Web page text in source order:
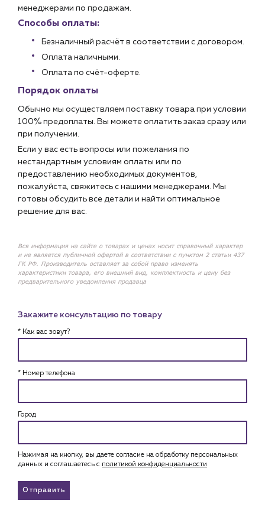
менеджерами по продажам.
Способы оплаты:
Безналичный расчёт в соответствии с договором.
Оплата наличными.
Оплата по счёт-оферте.
Порядок оплаты
Обычно мы осуществляем поставку товара при условии
100% предоплаты. Вы можете оплатить заказ сразу или
при получении.
Если у вас есть вопросы или пожелания по
нестандартным условиям оплаты или по
предоставлению необходимых документов,
пожалуйста, свяжитесь с нашими менеджерами. Мы
готовы обсудить все детали и найти оптимальное
решение для вас.
Вся информация на сайте о товарах и ценах носит справочный характер
и не является публичной офертой в соответствии с пунктом 2 статьи 437
ГК РФ. Производитель оставляет за собой право изменять
характеристики товара, его внешний вид, комплектность и цену без
предварительного уведомления продавца
Закажите консультацию по товару
* Как вас зовут?
* Номер телефона
Город
Нажимая на кнопку, вы даете согласие на обработку персональных
данных и соглашаетесь c политикой конфиденциальности
Отправить